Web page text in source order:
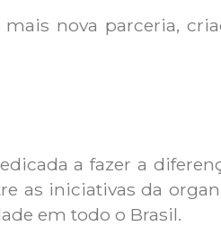
nova parceria,
a fazer a
as iniciativas da
em todo o Brasil.